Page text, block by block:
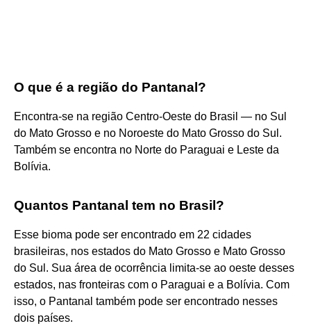
O que é a região do Pantanal?
Encontra-se na região Centro-Oeste do Brasil — no Sul
do Mato Grosso e no Noroeste do Mato Grosso do Sul.
Também se encontra no Norte do Paraguai e Leste da
Bolívia.
Quantos Pantanal tem no Brasil?
Esse bioma pode ser encontrado em 22 cidades
brasileiras, nos estados do Mato Grosso e Mato Grosso
do Sul. Sua área de ocorrência limita-se ao oeste desses
estados, nas fronteiras com o Paraguai e a Bolívia. Com
isso, o Pantanal também pode ser encontrado nesses
dois países.